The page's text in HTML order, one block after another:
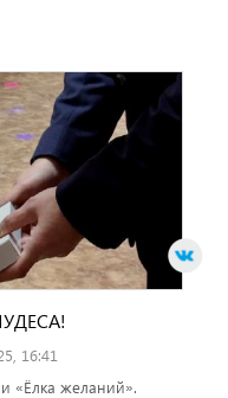
16:41
«Ёлка желаний».